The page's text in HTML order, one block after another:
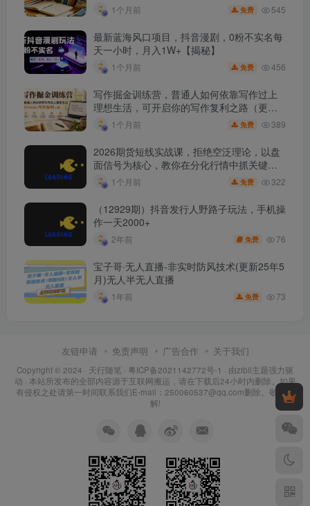
1个月前 免费 545
最新蓝海风口项目，抖音漫剧，0粉不实名每
天一小时，月入1W+【揭秘】
1个月前 免费 456
写作掘金训练营，普通人如何依靠写作过上
理想生活，可开启你的写作复利之路（更新6
月） 1个月前 免费 389
2026期货短线实战课，拒绝空泛理论，以盘
面信号为核心，教你在分化行情中抓关键品
种、避诱多陷阱
1个月前 免费 322
（12929期）抖音发行人野路子玩法，手机操
作一天2000+
2年前 免费 76
宝子哥·无人直播-非实时防风技术(更新25年5
月)无人半无人直播
1年前 免费 73
友链申请 免责声明 广告合作 关于我们
Copyright © 2024 · 天行随笔 · 粤ICP备2021142772号-1 · 由zibll主题强力驱
动 · 本站所发布的全部内容源于互联网搬运，请在下载后24小时内删除。如果
有侵权之处请第一时间联系我们E-mail：250060537@qq.com删除。敬请谅
解!